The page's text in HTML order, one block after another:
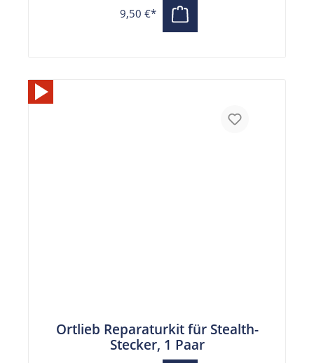
9,50 €*
Ortlieb Reparaturkit für Stealth-
Stecker, 1 Paar